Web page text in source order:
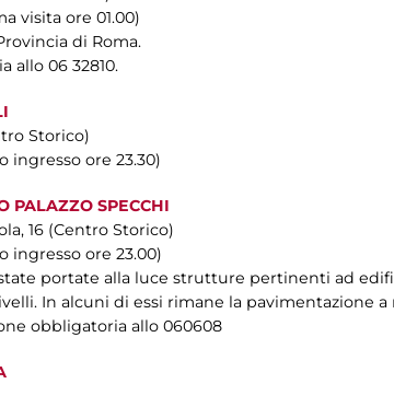
visita ore 01.00)
di Roma.
allo 06 32810.
Storico)
ingresso ore 23.30)
PALAZZO SPECCHI
16 (Centro Storico)
ingresso ore 23.00)
portate alla luce strutture pertinenti ad
In alcuni di essi rimane la pavimentazione a
obbligatoria allo 060608